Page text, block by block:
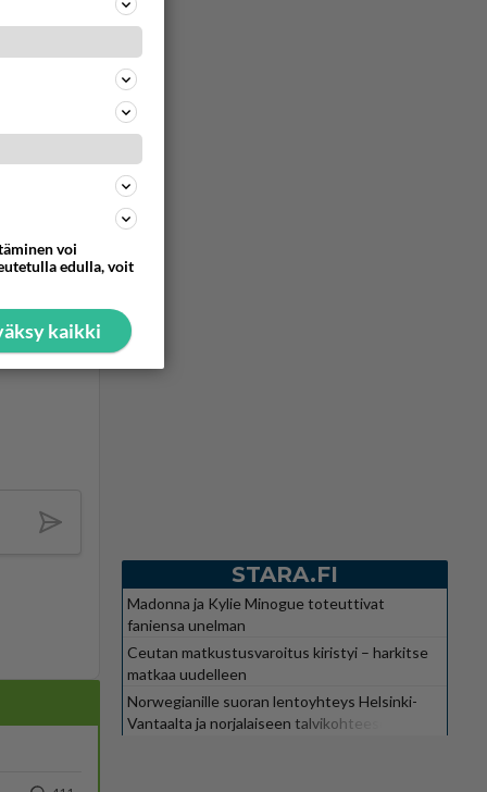
STARA.FI
Madonna ja Kylie Minogue toteuttivat
faniensa unelman
Ceutan matkustusvaroitus kiristyi – harkitse
matkaa uudelleen
Norwegianille suoran lentoyhteys Helsinki-
Vantaalta ja norjalaiseen talvikohteeseen
voi
edulla, voit
kaikki